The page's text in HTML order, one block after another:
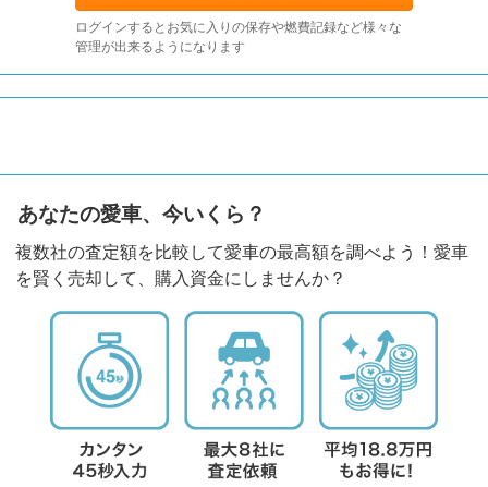
ログインするとお気に入りの保存や燃費記録など様々な
管理が出来るようになります
あなたの愛車、今いくら？
複数社の査定額を比較して愛車の最高額を調べよう！愛車
を賢く売却して、購入資金にしませんか？